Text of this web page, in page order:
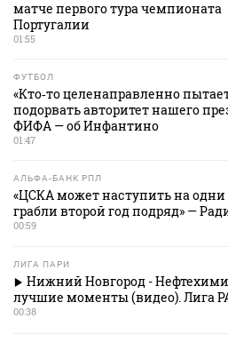
матче первого тура чемпионата
Португалии
01:55
ФУТБОЛ
«Кто‑то целенаправленно
подорвать авторитет нашего
ФИФА — об Инфантино
01:47
АЛЬФА-БАНК РПЛ
«ЦСКА может наступить на одни
грабли второй год подряд» —
00:59
ЛИГА ПАРИ
Нижний Новгород -
лучшие моменты (видео). Лига
00:38